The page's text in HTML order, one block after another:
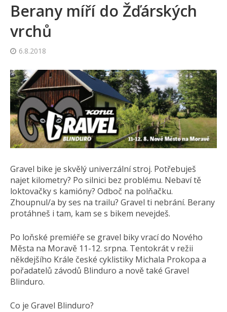
Berany míří do Žďárských
vrchů
6.8.2018
Gravel bike je skvělý univerzální stroj. Potřebuješ
najet kilometry? Po silnici bez problému. Nebaví tě
loktovačky s kamióny? Odboč na polňačku.
Zhoupnul/a by ses na trailu? Gravel ti nebrání. Berany
protáhneš i tam, kam se s bikem nevejdeš.
Po loňské premiéře se gravel biky vrací do Nového
Města na Moravě 11-12. srpna. Tentokrát v režii
někdejšího Krále české cyklistiky Michala Prokopa a
pořadatelů závodů Blinduro a nově také Gravel
Blinduro.
Co je Gravel Blinduro?